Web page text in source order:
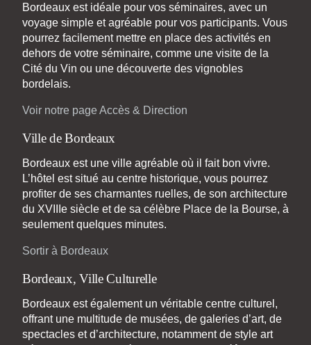
Bordeaux est idéale pour vos séminaires, avec un
voyage simple et agréable pour vos participants. Vous
pourrez facilement mettre en place des activités en
dehors de votre séminaire, comme une visite de la
Cité du Vin ou une découverte des vignobles
bordelais.
Voir notre page Accès & Direction
Ville de Bordeaux
Bordeaux est une ville agréable où il fait bon vivre.
L’hôtel est situé au centre historique, vous pourrez
profiter de ses charmantes ruelles, de son architecture
du XVIIIe siècle et de sa célèbre Place de la Bourse, à
seulement quelques minutes.
Sortir à Bordeaux
Bordeaux, Ville Culturelle
Bordeaux est également un véritable centre culturel,
offrant une multitude de musées, de galeries d’art, de
spectacles et d’architecture, notamment de style art